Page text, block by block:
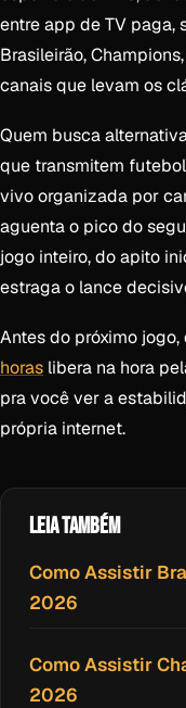
entre app de TV paga,
Brasileirão,
canais que levam os
Quem busca
que transmitem
vivo organizada por
aguenta o pico do
jogo inteiro, do apito
estraga o lance
Antes do próximo
horas libera na hora
pra você ver a
própria internet.
LEIA TAMBÉM
Como Assistir
2026
Como Assistir
2026